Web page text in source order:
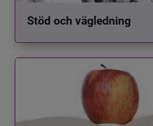
Stöd och vägledning